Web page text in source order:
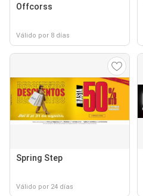
Offcorss
Válido por 8 días
Spring Step
Válido por 24 días